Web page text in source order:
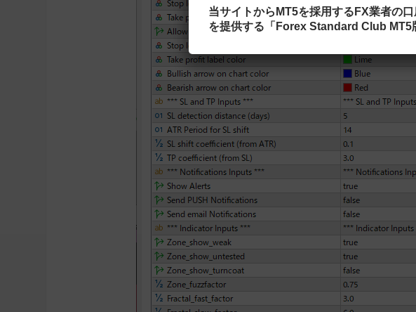
当サイトからMT5を採用するFX業者の
を提供する「Forex Standard Club MT5